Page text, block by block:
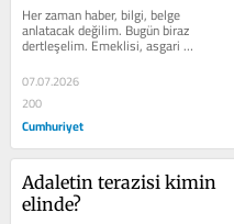
Her zaman haber, bilgi, belge
anlatacak değilim. Bugün biraz
dertleşelim. Emeklisi, asgari
ücretlisi, genci, öğrencisi, kadını,
çocuğu...
07.07.2026
200
Cumhuriyet
Adaletin terazisi kimin
elinde?